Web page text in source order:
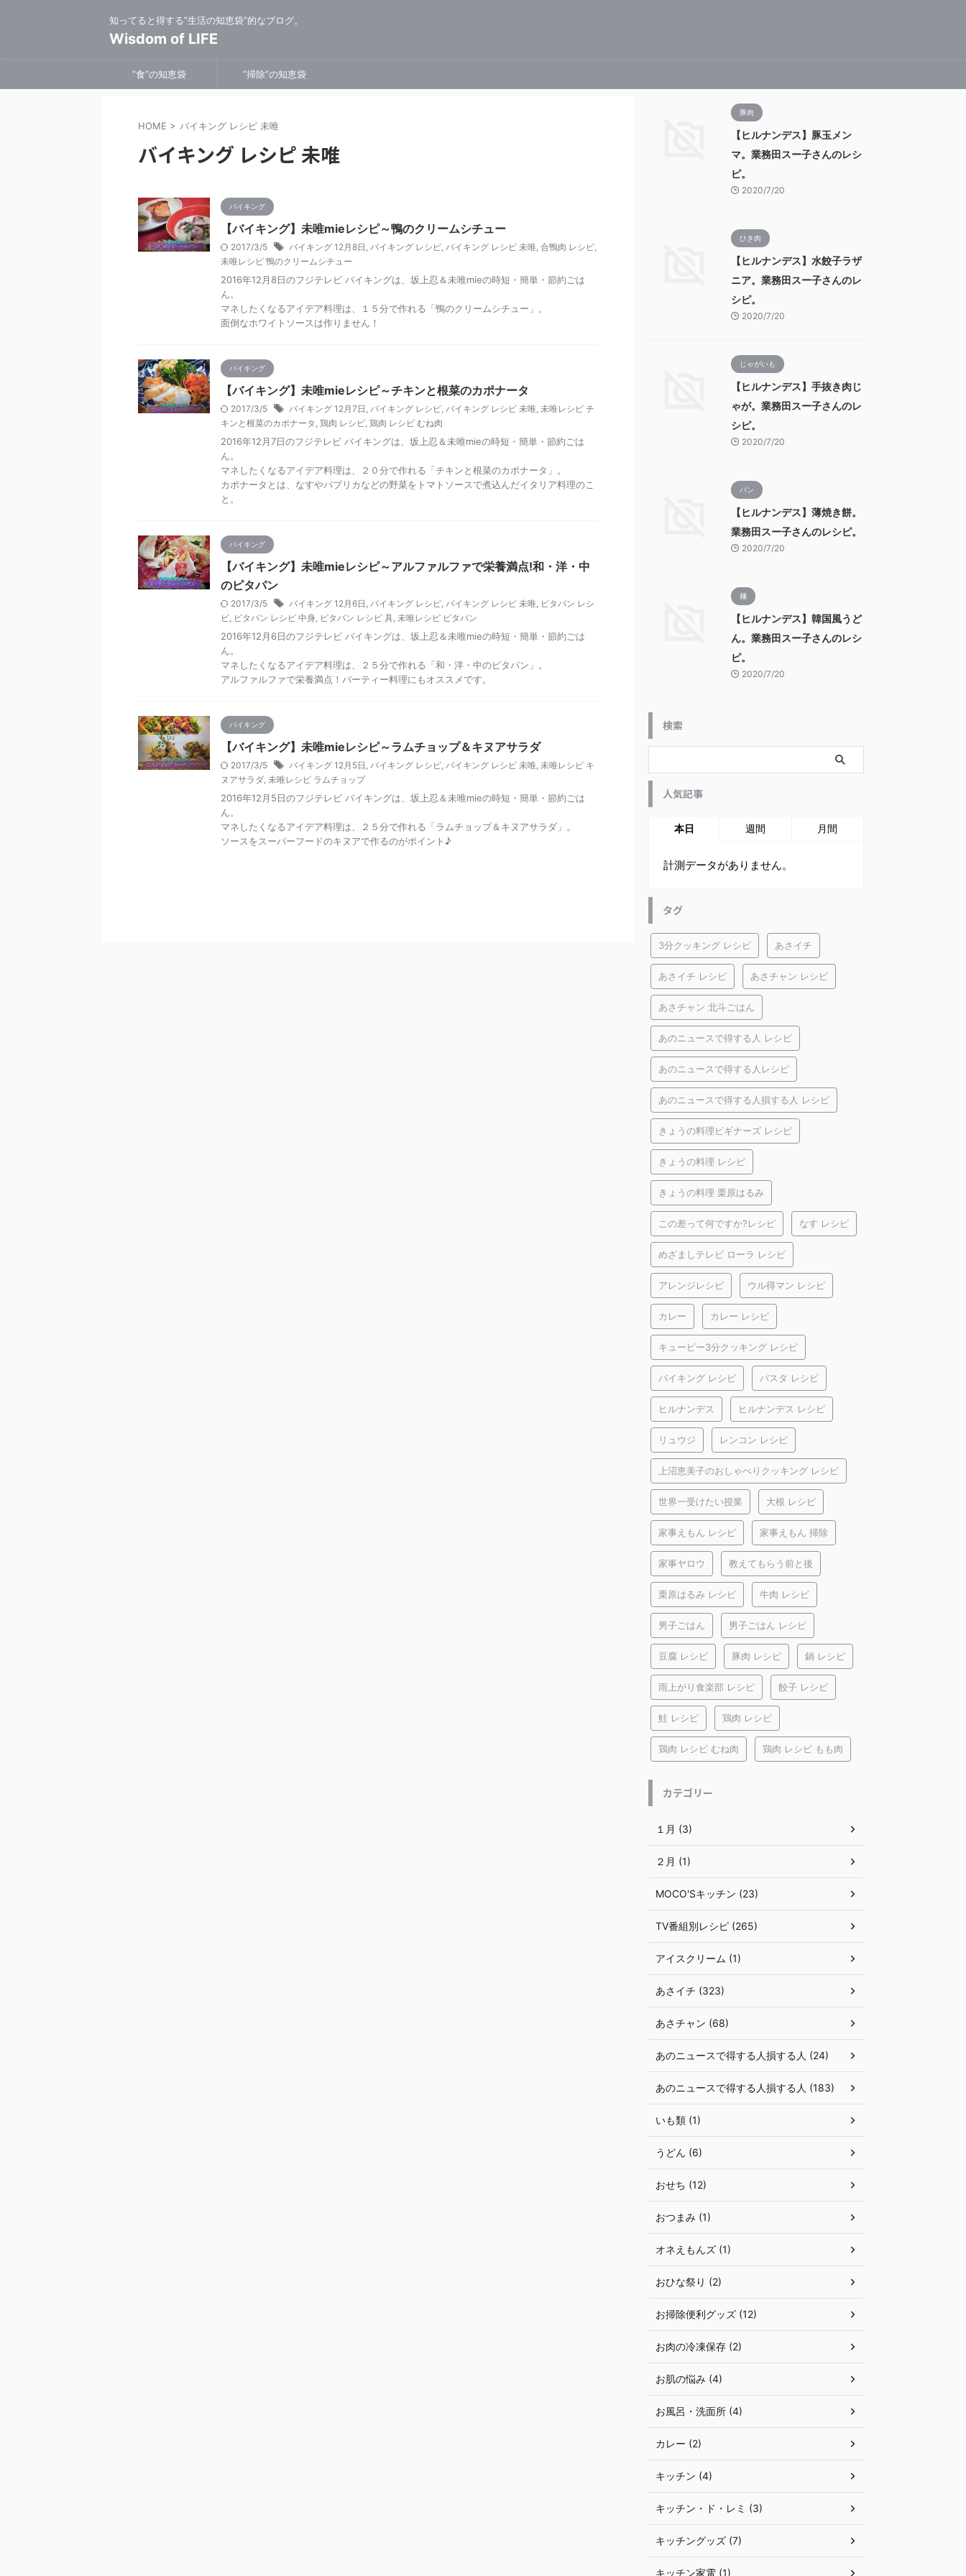
知ってると得する”生活の知恵袋”的なブログ。
Wisdom of LIFE
”食”の知恵袋 ”掃除”の知恵袋
HOME > バイキング レシピ 未唯
バイキング レシピ 未唯
バイキング
【バイキング】未唯mieレシピ～鴨のクリームシチュー
2017/3/5 バイキング 12月8日 , バイキング レシピ, バイキング レシピ 未唯, 合鴨肉 レシピ,
未唯レシピ 鴨のクリームシチュー
2016年12月8日のフジテレビ バイキングは、坂上忍＆未唯mieの時短・簡単・節約ごは
ん。
マネしたくなるアイデア料理は、１５分で作れる「鴨のクリームシチュー」。
面倒なホワイトソースは作りません！
バイキング
【バイキング】未唯mieレシピ～チキンと根菜のカポナータ
2017/3/5 バイキング 12月7日 , バイキング レシピ, バイキング レシピ 未唯, 未唯レシピ チ
キンと根菜のカポナータ , 鶏肉 レシピ, 鶏肉 レシピ むね肉
2016年12月7日のフジテレビ バイキングは、坂上忍＆未唯mieの時短・簡単・節約ごは
ん。
マネしたくなるアイデア料理は、２０分で作れる「チキンと根菜のカポナータ」。
カポナータとは、なすやパプリカなどの野菜をトマトソースで煮込んだイタリア料理のこ
と。
バイキング
【バイキング】未唯mieレシピ～アルファルファで栄養満点!和・洋・中
のピタパン
2017/3/5 バイキング 12月6日 , バイキング レシピ, バイキング レシピ 未唯, ピタパン レシ
ピ, ピタパン レシピ 中身, ピタパン レシピ 具, 未唯レシピ ピタパン
2016年12月6日のフジテレビ バイキングは、坂上忍＆未唯mieの時短・簡単・節約ごは
ん。
マネしたくなるアイデア料理は、２５分で作れる「和・洋・中のピタパン」。
アルファルファで栄養満点！パーティー料理にもオススメです。
バイキング
【バイキング】未唯mieレシピ～ラムチョップ＆キヌアサラダ
2017/3/5 バイキング 12月5日 , バイキング レシピ, バイキング レシピ 未唯, 未唯レシピ キ
ヌアサラダ, 未唯レシピ ラムチョップ
2016年12月5日のフジテレビ バイキングは、坂上忍＆未唯mieの時短・簡単・節約ごは
ん。
マネしたくなるアイデア料理は、２５分で作れる「ラムチョップ＆キヌアサラダ」。
ソースをスーパーフードのキヌアで作るのがポイント♪
豚肉
【ヒルナンデス】豚玉メン
マ。業務田スー子さんのレシ
ピ。
2020/7/20
ひき肉
【ヒルナンデス】水餃子ラザ
ニア。業務田スー子さんのレ
シピ。
2020/7/20
じゃがいも
【ヒルナンデス】手抜き肉じ
ゃが。業務田スー子さんのレ
シピ。
2020/7/20
パン
【ヒルナンデス】薄焼き餅。
業務田スー子さんのレシピ。
2020/7/20
麺
【ヒルナンデス】韓国風うど
ん。業務田スー子さんのレシ
ピ。
2020/7/20
検索
人気記事
本日 週間 月間
計測データがありません。
タグ
3分クッキング レシピ あさイチ
あさイチ レシピ あさチャン レシピ
あさチャン 北斗ごはん
あのニュースで得する人 レシピ
あのニュースで得する人レシピ
あのニュースで得する人損する人 レシピ
きょうの料理ビギナーズ レシピ
きょうの料理 レシピ
きょうの料理 栗原はるみ
この差って何ですか?レシピ なす レシピ
めざましテレビ ローラ レシピ
アレンジレシピ ウル得マン レシピ
カレー カレー レシピ
キューピー3分クッキング レシピ
バイキング レシピ パスタ レシピ
ヒルナンデス ヒルナンデス レシピ
リュウジ レンコン レシピ
上沼恵美子のおしゃべりクッキング レシピ
世界一受けたい授業 大根 レシピ
家事えもん レシピ 家事えもん 掃除
家事ヤロウ 教えてもらう前と後
栗原はるみ レシピ 牛肉 レシピ
男子ごはん 男子ごはん レシピ
豆腐 レシピ 豚肉 レシピ 鍋 レシピ
雨上がり食楽部 レシピ 餃子 レシピ
鮭 レシピ 鶏肉 レシピ
鶏肉 レシピ むね肉 鶏肉 レシピ もも肉
カテゴリー
１月 (3)
２月 (1)
MOCO'Sキッチン (23)
TV番組別レシピ (265)
アイスクリーム (1)
あさイチ (323)
あさチャン (68)
あのニュースで得する人損する人 (24)
あのニュースで得する人損する人 (183)
いも類 (1)
うどん (6)
おせち (12)
おつまみ (1)
オネえもんズ (1)
おひな祭り (2)
お掃除便利グッズ (12)
お肉の冷凍保存 (2)
お肌の悩み (4)
お風呂・洗面所 (4)
カレー (2)
キッチン (4)
キッチン・ド・レミ (3)
キッチングッズ (7)
キッチン家電 (1)